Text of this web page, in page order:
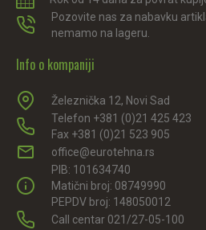
Pozovite nas za nabavku
nemamo na lageru.
Info o kompaniji
Železnička 12, Novi Sad
Telefon +381 (0)21 425 423
Fax +381 (0)21 523 905
office@eurotehna.rs
PIB: 101634740
Matični broj: 08749990
PEPDV broj: 148050012
Call centar 021/27-05-100